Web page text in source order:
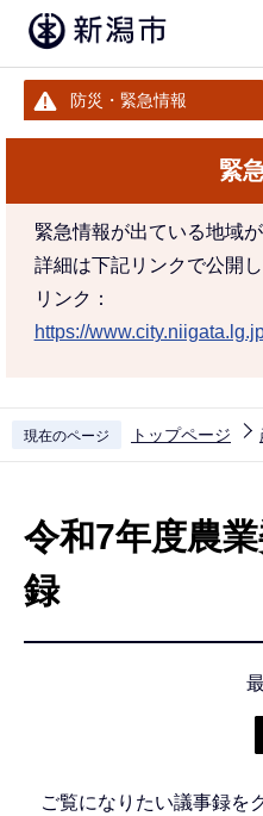
防災・緊急情報
緊
緊急情報が出ている地域が
詳細は下記リンクで公開し
リンク：
https://
現在のページ トップページ
令和7年度農
録
ご覧になりたい議事録を